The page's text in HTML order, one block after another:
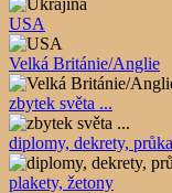
USA
Velká Británie/Anglie
zbytek světa ...
diplomy, dekrety,
plakety, žetony